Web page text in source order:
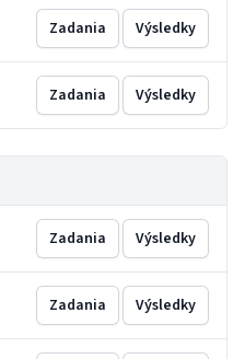
Zadania Výsledky
Zadania Výsledky
Zadania Výsledky
Zadania Výsledky